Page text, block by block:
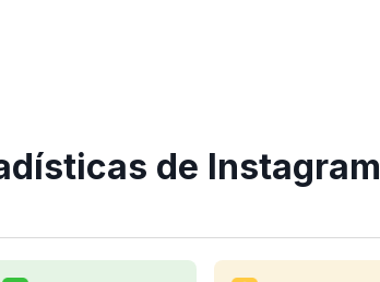
de Instagram